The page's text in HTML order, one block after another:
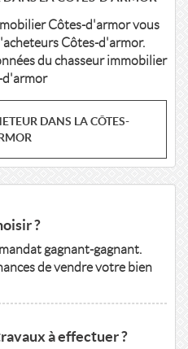
Côtes-d'armor vous
Côtes-d'armor.
du chasseur immobilier
d'armor
DANS LA CÔTES-
?
gagnant-gagnant.
de vendre votre bien
à effectuer ?